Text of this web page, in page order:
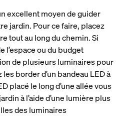
excellent moyen de guider
jardin. Pour ce faire, placez
tout au long du chemin. Si
l’espace ou du budget
de plusieurs luminaires pour
border d’un bandeau LED à
placé le long d’une allée vous
à l’aide d’une lumière plus
des luminaires